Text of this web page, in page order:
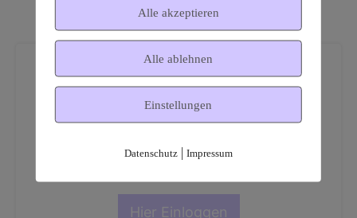
Dies ist ein geschützter
Mitgliederbereich!
Hier Einloggen
Alle akzeptieren
Alle ablehnen
Einstellungen
Datenschutz| Impressum